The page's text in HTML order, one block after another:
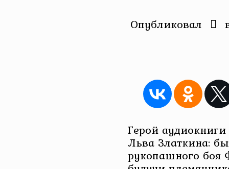
Опубликовал
Герой
Льва Златкина:
рукопашного боя